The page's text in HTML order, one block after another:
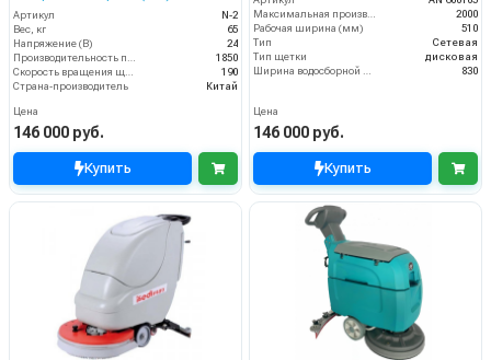
Артикул
N-2
Вес, кг
65
Напряжение (В)
24
1850
190
Страна-производитель
Китай
Цена
146 000 руб.
Купить
2000
Рабочая ширина (мм)
510
Тип
Сетевая
Тип щетки
дисковая
830
Цена
146 000 руб.
Купить